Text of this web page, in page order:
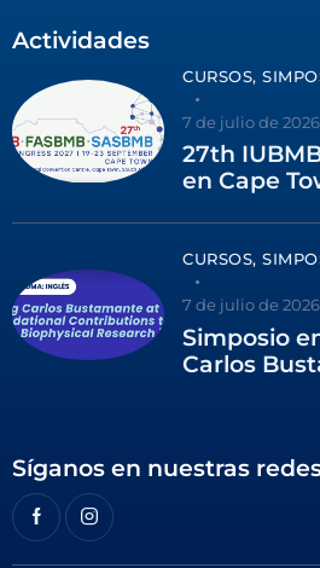
Actividades
CURSOS,
7 de julio de 2026
27th
en Cape
CURSOS,
7 de julio de 2026
Simposio
Carlos
Síganos en nuestras